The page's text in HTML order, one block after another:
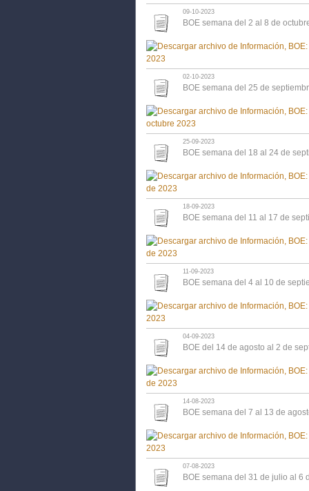
09-10-2023
BOE semana del 2 al 8 de
02-10-2023
BOE semana del 25 de
25-09-2023
BOE semana del 18 al 24 de
18-09-2023
BOE semana del 11 al 17 de
11-09-2023
BOE semana del 4 al 10 de
04-09-2023
BOE del 14 de agosto al 2 de
14-08-2023
BOE semana del 7 al 13 de
07-08-2023
BOE semana del 31 de julio al 6